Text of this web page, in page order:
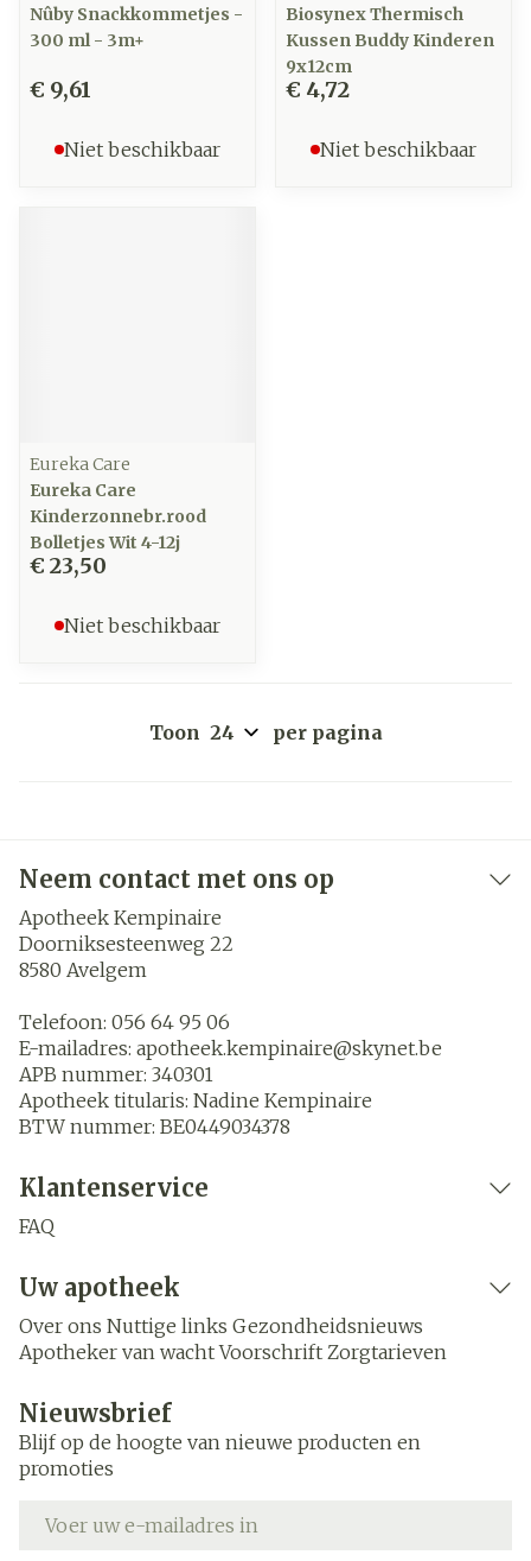
Nûby Snackkommetjes -
300 ml - 3m+
€ 9,61
Niet beschikbaar
Biosynex Thermisch
Kussen Buddy Kinderen
9x12cm
€ 4,72
Niet beschikbaar
Eureka Care
Eureka Care
Kinderzonnebr.rood
Bolletjes Wit 4-12j
€ 23,50
Niet beschikbaar
Toon per pagina
Neem contact met ons op
Apotheek Kempinaire
Doorniksesteenweg 22
8580 Avelgem
Telefoon: 056 64 95 06
E-mailadres: apotheek.kempinaire@skynet.be
APB nummer: 340301
Apotheek titularis: Nadine Kempinaire
BTW nummer: BE0449034378
Klantenservice
FAQ
Uw apotheek
Over ons Nuttige links Gezondheidsnieuws
Apotheker van wacht Voorschrift Zorgtarieven
Nieuwsbrief
Blijf op de hoogte van nieuwe producten en
promoties